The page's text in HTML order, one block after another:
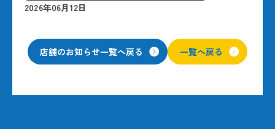
2026年06月12日
店舗のお知らせ一覧へ戻る 一覧へ戻る